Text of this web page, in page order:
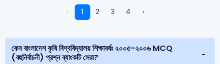
‹ 1 2 3 4 ›
কেন বাংলাদেশ কৃষি বিশ্ববিদ্যালয় শিক্ষাবর্ষঃ ২০০৫-২০০৬ MCQ
(বহুনির্বাচনী) প্রশ্ন ব্যাংকটি সেরা?